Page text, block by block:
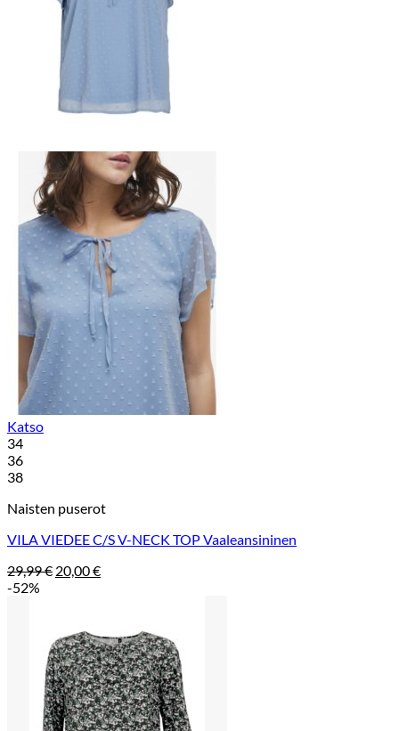
Katso
34
36
38
Naisten puserot
VILA VIEDEE C/S V-NECK TOP Vaaleansininen
29,99€ Alkuperäinen
20,00€Nykyinen
-52%